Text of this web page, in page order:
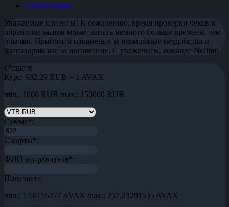
Обмен валют
Уважаемые клиенты! К сожалению, время проверки чеков и
обработки заявок может занять немного больше времени, чем
обычно. Приносим извинения за возможные неудобства и
благодарим вас за понимание. С уважением, команда Nolimit
Отдаете
Курс: 632.29 RUB = 1 AVAX
min.: 1000 RUB max.: 150000 RUB
Сумма*:
С карты*:
ФИО отправителя*:
Получаете
min.: 1.58155277 AVAX max.: 237.23291535 AVAX